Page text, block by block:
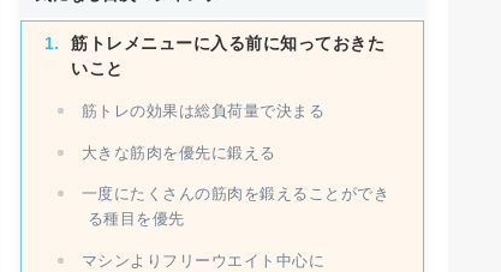
筋トレメニューに入る前に知っておきた
いこと
筋トレの効果は総負荷量で決まる
大きな筋肉を優先に鍛える
一度にたくさんの筋肉を鍛えることができ
る種目を優先
マシンよりフリーウエイト中心に